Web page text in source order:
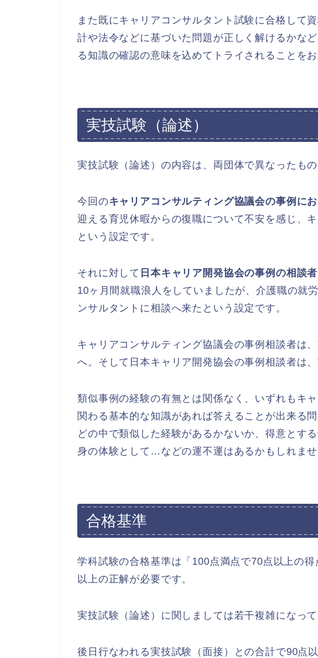
また既にキャリアコンサルタント試験に合格して
計や法令などに基づいた問題が正しく解けるかな
る知識の確認の意味を込めてトライされることをお
実技試験（論述）
実技試験（論述）の内容は、両団体で異なったもの
今回のキャリアコンサルティング協議会の事例に
迎える育児休暇からの復職について不安を感じ、
という設定です。
それに対して 日本キャリア開発協会の事例の相談
10ヶ月間就職浪人をしていましたが、介護職の就
ンサルタントに相談へ来たという設定です。
キャリアコンサルティング協議会の事例相談者は
へ。そして日本キャリア開発協会の事例相談者は
類似事例の経験の有無とは関係なく、いずれもキ
関わる基本的な知識があれば答えることが出来る
どの中で類似した経験があるかないか、得意とす
身の体験として…などの運不運はあるかもしれませ
合格基準
学科試験の合格基準は「100点満点で70点以上の
以上の正解が必要です。
実技試験（論述）に関しましては若干複雑になって
後日行なわれる実技試験（面接）との合計で90点